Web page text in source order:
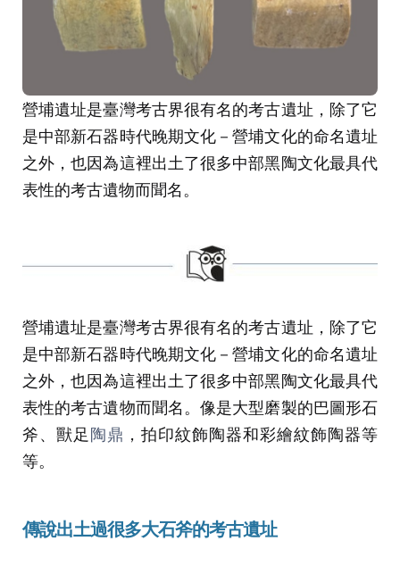
營埔遺址是臺灣考古界很有名的考古遺址，除了它
是中部新石器時代晚期文化－營埔文化的命名遺址
之外，也因為這裡出土了很多中部黑陶文化最具代
表性的考古遺物而聞名。
營埔遺址是臺灣考古界很有名的考古遺址，除了它
是中部新石器時代晚期文化－營埔文化的命名遺址
之外，也因為這裡出土了很多中部黑陶文化最具代
表性的考古遺物而聞名。像是大型磨製的巴圖形石
斧、獸足 陶鼎 ，拍印紋飾陶器和彩繪紋飾陶器等
等。
傳說出土過很多大石斧的考古遺址